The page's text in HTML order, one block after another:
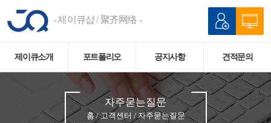
- 제이큐샵 / 聚齐网络 -
제이큐소개 포트폴리오 공지사항 견적문의
자주묻는질문
홈 / 고객센터 / 자주묻는질문